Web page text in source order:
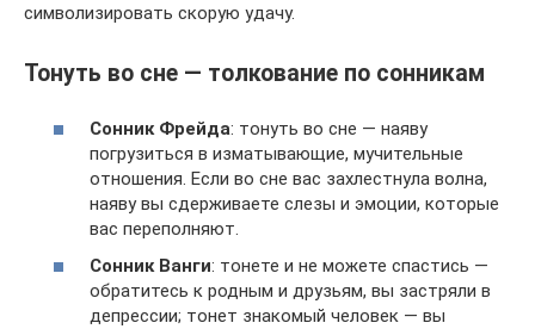
символизировать скорую удачу.
Тонуть во сне — толкование по сонникам
Сонник Фрейда: тонуть во сне — наяву
погрузиться в изматывающие, мучительные
отношения. Если во сне вас захлестнула волна,
наяву вы сдерживаете слезы и эмоции, которые
вас переполняют.
Сонник Ванги: тонете и не можете спастись —
обратитесь к родным и друзьям, вы застряли в
депрессии; тонет знакомый человек — вы